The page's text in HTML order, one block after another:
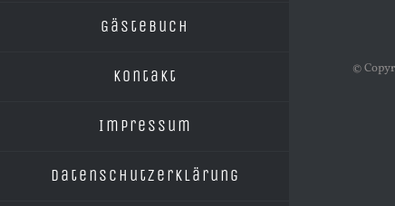
Gästebuch
Kontakt
Impressum
Datenschutzerklärung
©